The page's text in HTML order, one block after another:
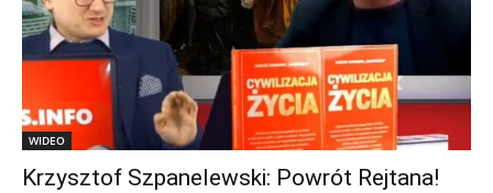
WIDEO
Krzysztof Szpanelewski: Powrót Rejtana!